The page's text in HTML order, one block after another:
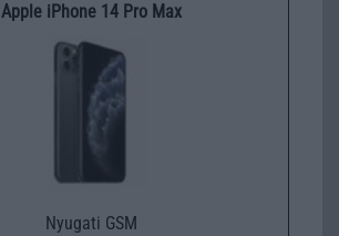
Apple iPhone 14 Pro Max
Nyugati GSM